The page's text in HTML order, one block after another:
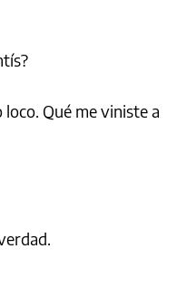
Qué me viniste a